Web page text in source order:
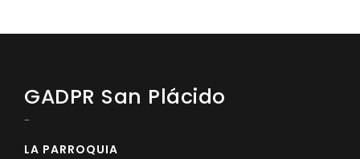
GADPR San Plácido
-
LA PARROQUIA